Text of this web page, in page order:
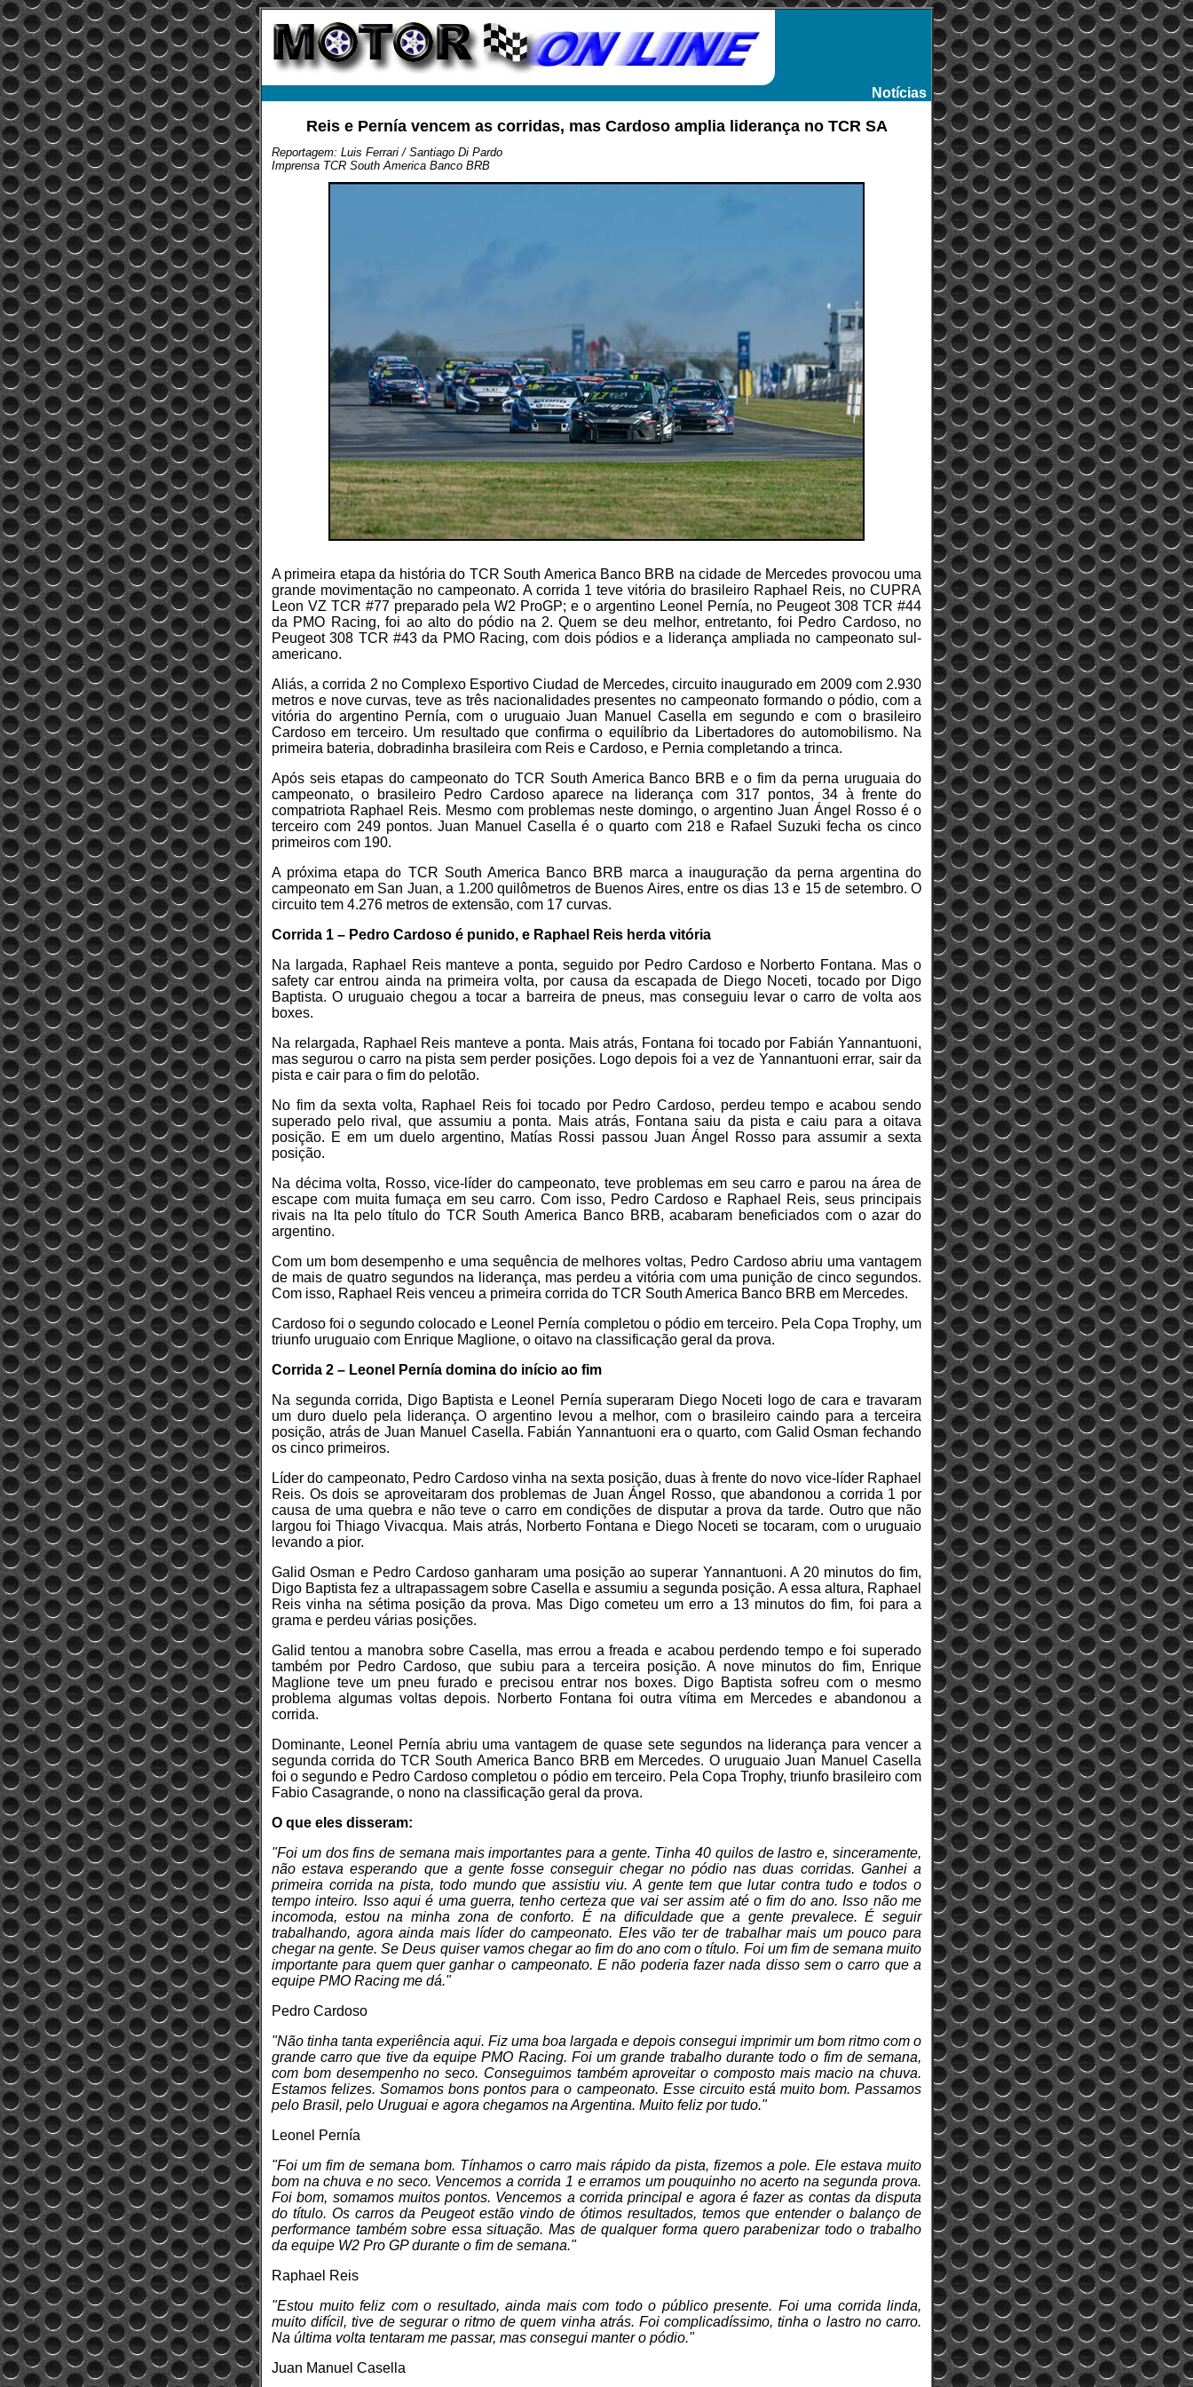
Notícias
Reis e Pernía vencem as corridas, mas Cardoso amplia liderança no TCR SA
Reportagem: Luis Ferrari / Santiago Di Pardo
Imprensa TCR South America Banco BRB
A primeira etapa da história do TCR South America Banco BRB na cidade de Mercedes provocou uma
grande movimentação no campeonato. A corrida 1 teve vitória do brasileiro Raphael Reis, no CUPRA
Leon VZ TCR #77 preparado pela W2 ProGP; e o argentino Leonel Pernía, no Peugeot 308 TCR #44
da PMO Racing, foi ao alto do pódio na 2. Quem se deu melhor, entretanto, foi Pedro Cardoso, no
Peugeot 308 TCR #43 da PMO Racing, com dois pódios e a liderança ampliada no campeonato sul-
americano.
Aliás, a corrida 2 no Complexo Esportivo Ciudad de Mercedes, circuito inaugurado em 2009 com 2.930
metros e nove curvas, teve as três nacionalidades presentes no campeonato formando o pódio, com a
vitória do argentino Pernía, com o uruguaio Juan Manuel Casella em segundo e com o brasileiro
Cardoso em terceiro. Um resultado que confirma o equilíbrio da Libertadores do automobilismo. Na
primeira bateria, dobradinha brasileira com Reis e Cardoso, e Pernia completando a trinca.
Após seis etapas do campeonato do TCR South America Banco BRB e o fim da perna uruguaia do
campeonato, o brasileiro Pedro Cardoso aparece na liderança com 317 pontos, 34 à frente do
compatriota Raphael Reis. Mesmo com problemas neste domingo, o argentino Juan Ángel Rosso é o
terceiro com 249 pontos. Juan Manuel Casella é o quarto com 218 e Rafael Suzuki fecha os cinco
primeiros com 190.
A próxima etapa do TCR South America Banco BRB marca a inauguração da perna argentina do
campeonato em San Juan, a 1.200 quilômetros de Buenos Aires, entre os dias 13 e 15 de setembro. O
circuito tem 4.276 metros de extensão, com 17 curvas.
Corrida 1 – Pedro Cardoso é punido, e Raphael Reis herda vitória
Na largada, Raphael Reis manteve a ponta, seguido por Pedro Cardoso e Norberto Fontana. Mas o
safety car entrou ainda na primeira volta, por causa da escapada de Diego Noceti, tocado por Digo
Baptista. O uruguaio chegou a tocar a barreira de pneus, mas conseguiu levar o carro de volta aos
boxes.
Na relargada, Raphael Reis manteve a ponta. Mais atrás, Fontana foi tocado por Fabián Yannantuoni,
mas segurou o carro na pista sem perder posições. Logo depois foi a vez de Yannantuoni errar, sair da
pista e cair para o fim do pelotão.
No fim da sexta volta, Raphael Reis foi tocado por Pedro Cardoso, perdeu tempo e acabou sendo
superado pelo rival, que assumiu a ponta. Mais atrás, Fontana saiu da pista e caiu para a oitava
posição. E em um duelo argentino, Matías Rossi passou Juan Ángel Rosso para assumir a sexta
posição.
Na décima volta, Rosso, vice-líder do campeonato, teve problemas em seu carro e parou na área de
escape com muita fumaça em seu carro. Com isso, Pedro Cardoso e Raphael Reis, seus principais
rivais na lta pelo título do TCR South America Banco BRB, acabaram beneficiados com o azar do
argentino.
Com um bom desempenho e uma sequência de melhores voltas, Pedro Cardoso abriu uma vantagem
de mais de quatro segundos na liderança, mas perdeu a vitória com uma punição de cinco segundos.
Com isso, Raphael Reis venceu a primeira corrida do TCR South America Banco BRB em Mercedes.
Cardoso foi o segundo colocado e Leonel Pernía completou o pódio em terceiro. Pela Copa Trophy, um
triunfo uruguaio com Enrique Maglione, o oitavo na classificação geral da prova.
Corrida 2 – Leonel Pernía domina do início ao fim
Na segunda corrida, Digo Baptista e Leonel Pernía superaram Diego Noceti logo de cara e travaram
um duro duelo pela liderança. O argentino levou a melhor, com o brasileiro caindo para a terceira
posição, atrás de Juan Manuel Casella. Fabián Yannantuoni era o quarto, com Galid Osman fechando
os cinco primeiros.
Líder do campeonato, Pedro Cardoso vinha na sexta posição, duas à frente do novo vice-líder Raphael
Reis. Os dois se aproveitaram dos problemas de Juan Ángel Rosso, que abandonou a corrida 1 por
causa de uma quebra e não teve o carro em condições de disputar a prova da tarde. Outro que não
largou foi Thiago Vivacqua. Mais atrás, Norberto Fontana e Diego Noceti se tocaram, com o uruguaio
levando a pior.
Galid Osman e Pedro Cardoso ganharam uma posição ao superar Yannantuoni. A 20 minutos do fim,
Digo Baptista fez a ultrapassagem sobre Casella e assumiu a segunda posição. A essa altura, Raphael
Reis vinha na sétima posição da prova. Mas Digo cometeu um erro a 13 minutos do fim, foi para a
grama e perdeu várias posições.
Galid tentou a manobra sobre Casella, mas errou a freada e acabou perdendo tempo e foi superado
também por Pedro Cardoso, que subiu para a terceira posição. A nove minutos do fim, Enrique
Maglione teve um pneu furado e precisou entrar nos boxes. Digo Baptista sofreu com o mesmo
problema algumas voltas depois. Norberto Fontana foi outra vítima em Mercedes e abandonou a
corrida.
Dominante, Leonel Pernía abriu uma vantagem de quase sete segundos na liderança para vencer a
segunda corrida do TCR South America Banco BRB em Mercedes. O uruguaio Juan Manuel Casella
foi o segundo e Pedro Cardoso completou o pódio em terceiro. Pela Copa Trophy, triunfo brasileiro com
Fabio Casagrande, o nono na classificação geral da prova.
O que eles disseram:
"Foi um dos fins de semana mais importantes para a gente. Tinha 40 quilos de lastro e, sinceramente,
não estava esperando que a gente fosse conseguir chegar no pódio nas duas corridas. Ganhei a
primeira corrida na pista, todo mundo que assistiu viu. A gente tem que lutar contra tudo e todos o
tempo inteiro. Isso aqui é uma guerra, tenho certeza que vai ser assim até o fim do ano. Isso não me
incomoda, estou na minha zona de conforto. É na dificuldade que a gente prevalece. É seguir
trabalhando, agora ainda mais líder do campeonato. Eles vão ter de trabalhar mais um pouco para
chegar na gente. Se Deus quiser vamos chegar ao fim do ano com o título. Foi um fim de semana muito
importante para quem quer ganhar o campeonato. E não poderia fazer nada disso sem o carro que a
equipe PMO Racing me dá."
Pedro Cardoso
"Não tinha tanta experiência aqui. Fiz uma boa largada e depois consegui imprimir um bom ritmo com o
grande carro que tive da equipe PMO Racing. Foi um grande trabalho durante todo o fim de semana,
com bom desempenho no seco. Conseguimos também aproveitar o composto mais macio na chuva.
Estamos felizes. Somamos bons pontos para o campeonato. Esse circuito está muito bom. Passamos
pelo Brasil, pelo Uruguai e agora chegamos na Argentina. Muito feliz por tudo."
Leonel Pernía
"Foi um fim de semana bom. Tínhamos o carro mais rápido da pista, fizemos a pole. Ele estava muito
bom na chuva e no seco. Vencemos a corrida 1 e erramos um pouquinho no acerto na segunda prova.
Foi bom, somamos muitos pontos. Vencemos a corrida principal e agora é fazer as contas da disputa
do título. Os carros da Peugeot estão vindo de ótimos resultados, temos que entender o balanço de
performance também sobre essa situação. Mas de qualquer forma quero parabenizar todo o trabalho
da equipe W2 Pro GP durante o fim de semana."
Raphael Reis
"Estou muito feliz com o resultado, ainda mais com todo o público presente. Foi uma corrida linda,
muito difícil, tive de segurar o ritmo de quem vinha atrás. Foi complicadíssimo, tinha o lastro no carro.
Na última volta tentaram me passar, mas consegui manter o pódio."
Juan Manuel Casella